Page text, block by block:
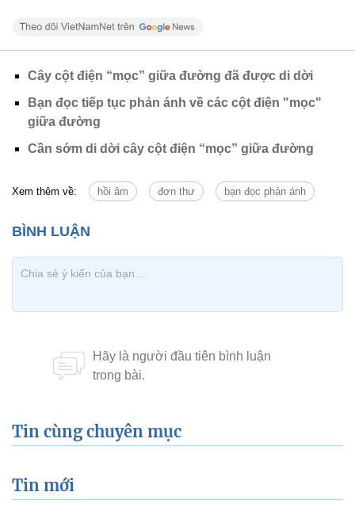
Cây cột điện “mọc” giữa đường đã được di dời
Bạn đọc tiếp tục phản ánh về các cột điện "mọc"
giữa đường
Cần sớm di dời cây cột điện “mọc” giữa đường
Xem thêm về: hồi âm đơn thư bạn đọc phản ánh
Tin cùng chuyên mục
Tin mới